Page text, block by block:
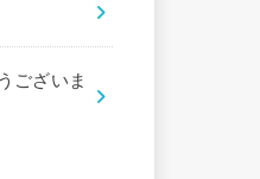
ございま